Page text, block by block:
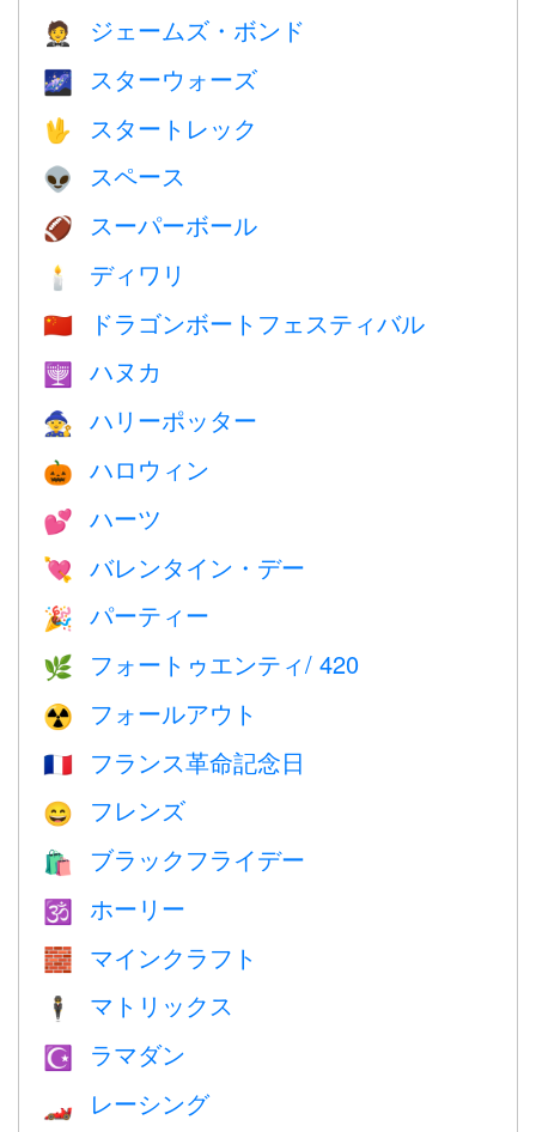
🤵 ジェームズ・ボンド
🌌 スターウォーズ
🖖 スタートレック
👽 スペース
🏈 スーパーボール
🕯 ディワリ
🇨🇳 ドラゴンボートフェスティバル
🕎 ハヌカ
🧙 ハリーポッター
🎃 ハロウィン
💕 ハーツ
💘 バレンタイン・デー
🎉 パーティー
🌿 フォートゥエンティ/ 420
☢️ フォールアウト
🇫🇷 フランス革命記念日
😄 フレンズ
🛍 ブラックフライデー
🕉 ホーリー
🧱 マインクラフト
🕴️ マトリックス
☪️ ラマダン
🏎 レーシング